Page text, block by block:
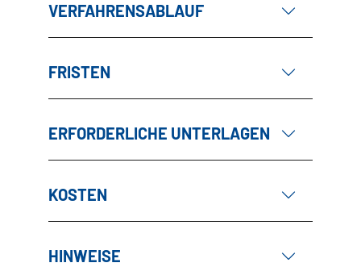
VERFAHRENSABLAUF
FRISTEN
ERFORDERLICHE UNTERLAGEN
KOSTEN
HINWEISE